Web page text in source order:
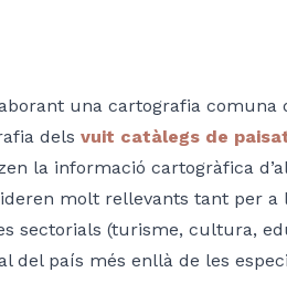
una cartografia
dels vuit catàlegs de
la informació cartogràfica
molt rellevants tant per a
sectorials (turisme, cultura,
del país més enllà de les